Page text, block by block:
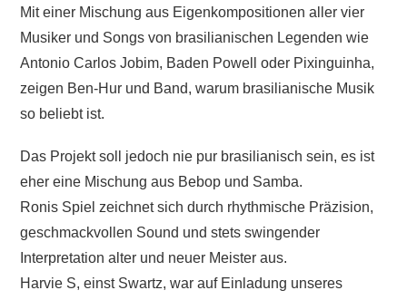
Mit einer Mischung aus Eigenkompositionen aller vier
Musiker und Songs von brasilianischen Legenden wie
Antonio Carlos Jobim, Baden Powell oder Pixinguinha,
zeigen Ben-Hur und Band, warum brasilianische Musik
so beliebt ist.
Das Projekt soll jedoch nie pur brasilianisch sein, es ist
eher eine Mischung aus Bebop und Samba.
Ronis Spiel zeichnet sich durch rhythmische Präzision,
geschmackvollen Sound und stets swingender
Interpretation alter und neuer Meister aus.
Harvie S, einst Swartz, war auf Einladung unseres